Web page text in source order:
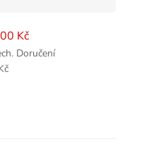
Kč
Doručení